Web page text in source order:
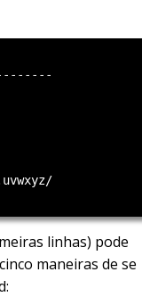
linhas) pode
maneiras de se